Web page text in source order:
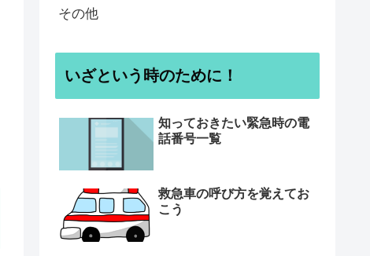
その他
いざという時のために！
知っておきたい緊急時の電
話番号一覧
救急車の呼び方を覚えてお
こう